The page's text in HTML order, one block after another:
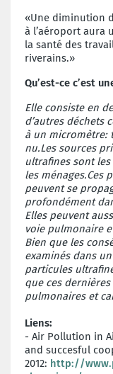
«Une diminution
à l’aéroport aura
la santé des
riverains.»
Qu’est-ce c’est
Elle consiste en
d’autres déchets
à un micromètre:
nu.Les sources
ultrafines sont
les ménages.Ces
peuvent se
profondément
Elles peuvent
voie pulmonaire
Bien que les
examinés dans
particules
que ces
pulmonaires et
Liens:
- Air Pollution in
and succesful
2012: http://